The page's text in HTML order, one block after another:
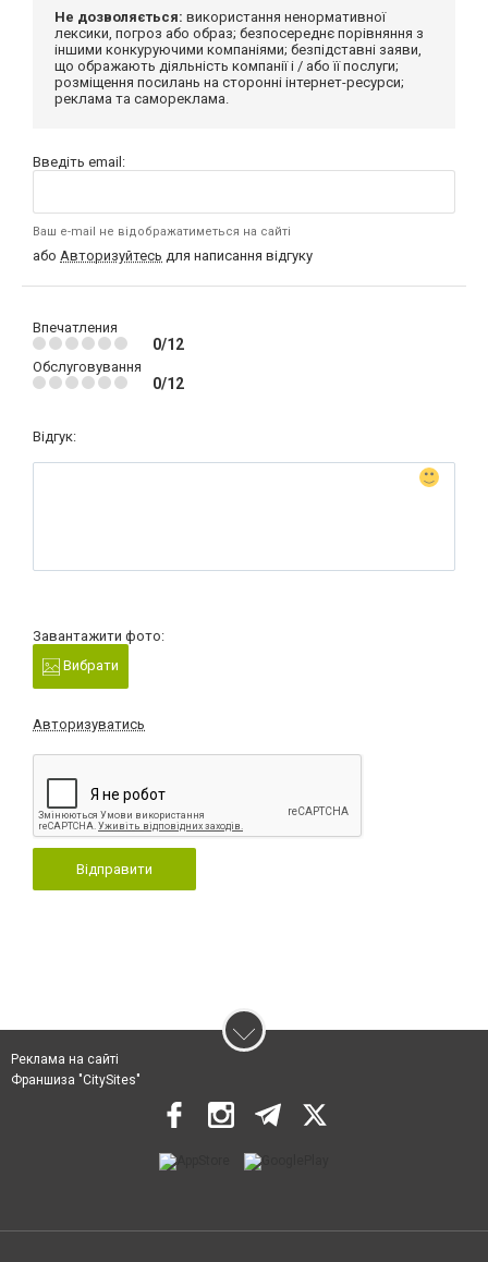
Не дозволяється: використання ненормативної
лексики, погроз або образ; безпосереднє порівняння з
іншими конкуруючими компаніями; безпідставні заяви,
що ображають діяльність компанії і / або її послуги;
розміщення посилань на сторонні інтернет-ресурси;
реклама та самореклама.
Введіть email:
Ваш e-mail не відображатиметься на сайті
або Авторизуйтесь для написання відгуку
Впечатления
0/12
Обслуговування
0/12
Відгук:
Завантажити фото:
Вибрати
Авторизуватись
Відправити
Реклама на сайті
Франшиза "CitySites"